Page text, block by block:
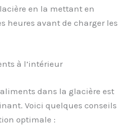
en la mettant en
heures avant de charger les
à l’intérieur
dans la glacière est
Voici quelques conseils
optimale :